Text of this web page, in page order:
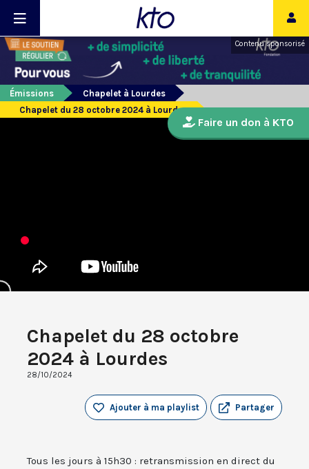
Contenu sponsorisé
Émissions
Chapelet à Lourdes
Chapelet du 28 octobre 2024 à Lourdes
Chapelet du 28 octobre
2024 à Lourdes
28/10/2024
Partager
Ajouter à ma playlist
Tous les jours à 15h30 : retransmission en direct du
Faire un don à KTO